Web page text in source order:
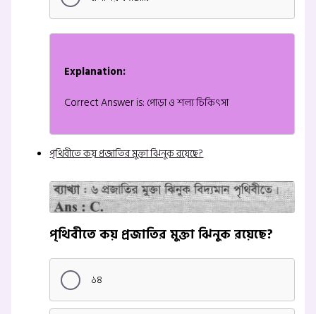
Explanation:
Correct Answer is: পোড়া ও শল্য চিকিৎসা
পৃথিবীতে কয় প্রজাতির মুক্তা ঝিনুক রয়েছে?
পৃথিবীতে কয় প্রজাতির মুক্তা ঝিনুক রয়েছে?
১৪